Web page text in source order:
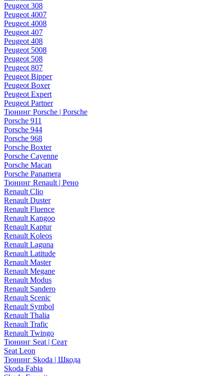
Peugeot 308
Peugeot 4007
Peugeot 4008
Peugeot 407
Peugeot 408
Peugeot 5008
Peugeot 508
Peugeot 807
Peugeot Bipper
Peugeot Boxer
Peugeot Expert
Peugeot Partner
Тюнинг Porsche | Porsche
Porsche 911
Porsche 944
Porsche 968
Porsche Boxter
Porsche Cayenne
Porsche Macan
Porsche Panamera
Тюнинг Renault | Рено
Renault Clio
Renault Duster
Renault Fluence
Renault Kangoo
Renault Kaptur
Renault Koleos
Renault Laguna
Renault Latitude
Renault Master
Renault Megane
Renault Modus
Renault Sandero
Renault Scenic
Renault Symbol
Renault Thalia
Renault Trafic
Renault Twingo
Тюнинг Seat | Сеат
Seat Leon
Тюнинг Skoda | Шкода
Skoda Fabia